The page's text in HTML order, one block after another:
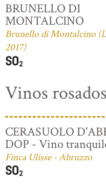
BRUNELLO DI
MONTALCINO
Brunello di Montalcino
2017)
Vinos rosados
CERASUOLO
DOP - Vino
Finca Ulisse - Abruzzo